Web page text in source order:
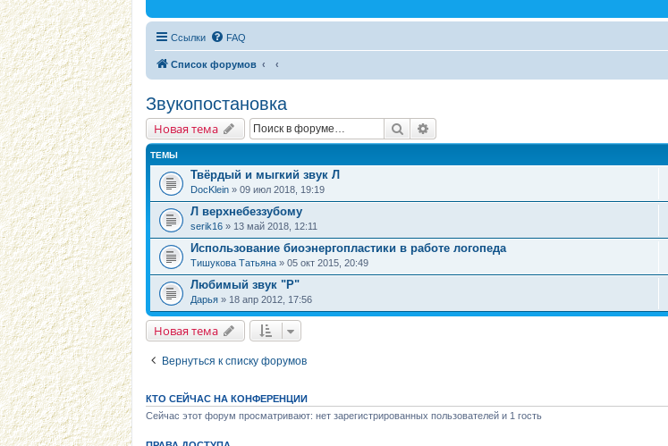
Ссылки FAQ
Список форумов
Звукопостановка
Новая тема Поиск
ТЕМЫ
Твёрдый и мыгкий звук Л
DocKlein » 09 июл 2018, 19:19
Л верхнебеззубому
serik16 » 13 май 2018, 12:11
Использование биоэнергопластики в работе логопеда
Тишукова Татьяна » 05 окт 2015, 20:49
Любимый звук "Р"
Дарья » 18 апр 2012, 17:56
Новая тема
Вернуться к списку форумов
КТО СЕЙЧАС НА КОНФЕРЕНЦИИ
Сейчас этот форум просматривают: нет зарегистрированных пользователей и 1 гость